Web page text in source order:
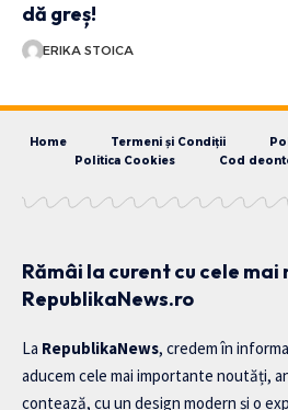
dă greș!
ERIKA STOICA
Home Termeni și Condiții
Politica Cookies
Cod
Rămâi la curent cu cele mai
RepublikaNews.ro
La RepublikaNews, credem în
aducem cele mai importante noutăți,
contează, cu un design modern și o